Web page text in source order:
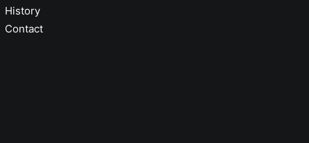
History
Contact